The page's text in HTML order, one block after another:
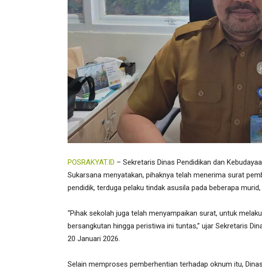
POSRAKYAT.ID – Sekretaris Dinas Pendidikan dan
Sukarsana menyatakan, pihaknya telah menerima surat
pendidik, terduga pelaku tindak asusila pada beberapa
“Pihak sekolah juga telah menyampaikan surat, untuk
bersangkutan hingga peristiwa ini tuntas,” ujar Sekretaris
20 Januari 2026.
Selain memproses pemberhentian terhadap oknum itu,